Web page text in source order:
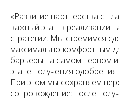
«Развитие партнерства с
важный этап в реализации
стратегии. Мы стремимся
максимально комфортным
барьеры на самом первом
этапе получения
При этом мы сохраняем
сопровождение: после